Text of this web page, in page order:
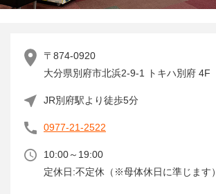
〒874-0920
大分県別府市北浜2-9-1 トキハ別府 4F
JR別府駅より徒歩5分
0977-21-2522
10:00～19:00
定休日:不定休（※母体休日に準じます）